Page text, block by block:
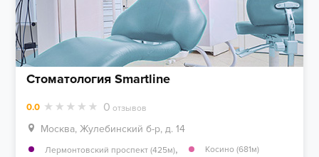
Стоматология Smartline
0.0 0 отзывов
Москва, Жулебинский б-р, д. 14
Лермонтовский проспект (425м),
Косино (681м)